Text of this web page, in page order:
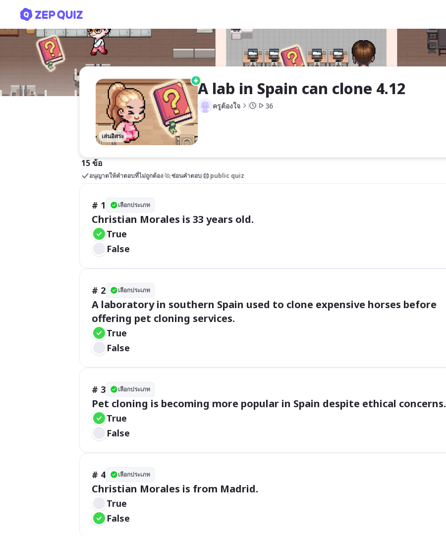
เล่นอิสระ
A lab in Spain can clone 4.12
ครูต้องใจ 36
15 ข้อ
อนุญาตให้คำตอบที่ไม่ถูกต้อง ซ่อนคำตอบ public quiz
# 1 เลือกประเภท
Christian Morales is 33 years old.
True
False
# 2 เลือกประเภท
A laboratory in southern Spain used to clone expensive horses before
offering pet cloning services.
True
False
# 3 เลือกประเภท
Pet cloning is becoming more popular in Spain despite ethical concerns.
True
False
# 4 เลือกประเภท
Christian Morales is from Madrid.
True
False